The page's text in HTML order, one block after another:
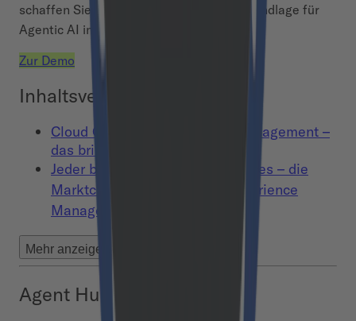
schaffen Sie eine sichere, skalierbare Grundlage für
Agentic AI in Ihrer gesamten Organisation.
Zur Demo
Inhaltsverzeichnis
Cloud Customer Experience Management –
das bringt Qualtrics SAP
Jeder braucht es, wenige haben es – die
Marktchance für Customer Experience
Management
Mehr anzeigen
Agent Hub